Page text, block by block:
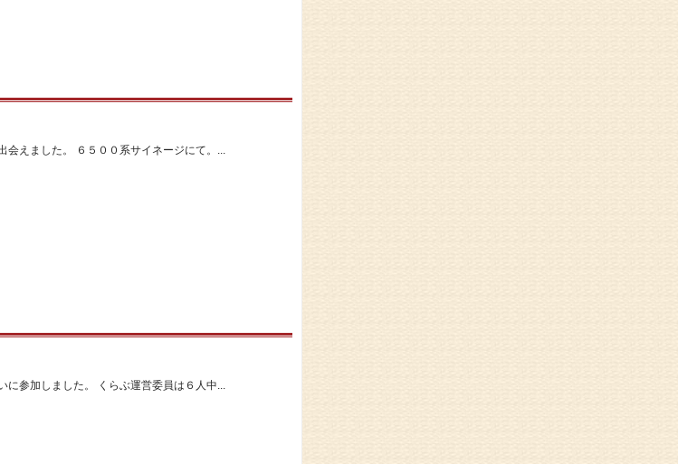
会えました。 ６５００系サイネージにて。...
に参加しました。 くらぶ運営委員は６人中...